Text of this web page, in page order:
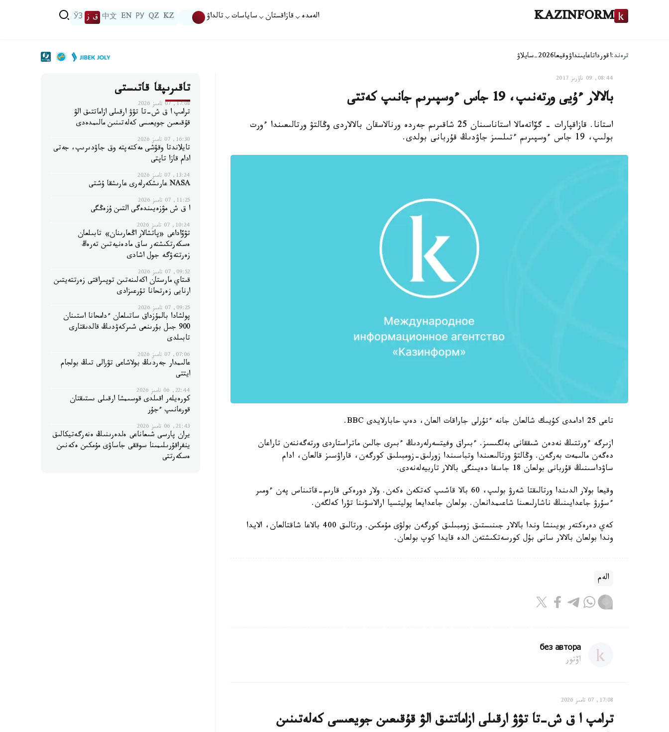
KAZINFORM الەمدە قازاقستان ساياسات تالداۋ KZ
QZ
РУ
EN
中文 ق ز ЎЗ
ترەند:اقورداتاعايىنداۋوقيعا2026-سايلاۋ
08:44, 09 ناۋرىز 2017
بالالار ءۇيى ورتەنىپ، 19 جاس ءوسپىرىم جانىپ كەتتى
استانا. قازاقپارات - گۆاتەمالا استاناسىنان 25 شاقىرىم جەردە ورنالاسقان بالالاردى وڭالتۋ ورتالىعىندا ءورت
بولىپ، 19 جاس ءوسپىرىم ءتىلسىز جاۋدىڭ قۇربانى بولدى.
تاعى 25 ادامدى كۇيىك شالعان جانە ءتۇرلى جاراقات العان، دەپ حابارلايدى BBC.
ازىرگە ءورتتىڭ نەدەن شىققانى بەلگىسىز. ءبىراق وفيتسەرلەردىڭ ءبىرى جالىن ماتراستاردى ورتەگەننەن تاراعان
دەگەن مالىمەت بەرگەن. وڭالتۋ ورتالىعىندا وتباسىندا زورلىق-زومبىلىق كورگەن، قاراۋسىز قالعان، ادام
ساۋداسىنىڭ قۇربانى بولعان 18 جاسقا دەيىنگى بالالار تاربيەلەنەدى.
وقيعا بولار الدىندا ورتالىقتا شەرۋ بولىپ، 60 بالا قاشىپ كەتكەن ەكەن. ولار دورەكى قارىم-قاتىناس پەن ءومىر
ءسۇرۋ جاعدايىنىڭ ناشارلىعىنا شاعىمدانعان. بولعان جاعدايعا پوليتسيا ارالاسۋىنا تۋرا كەلگەن.
كەي دەرەكتەر بويىنشا وندا بالالار جىنىستىق زومبىلىق كورگەن بولۋى مۇمكىن. ورتالىق 400 بالاعا شاقتالعان، الايدا
وندا بولعان بالالار سانى بۇل كورسەتكىشتەن الدە قايدا كوپ بولعان.
الەم
без автора
اۆتور
17:08, 07 تامىز 2026
ترامپ ا ق ش-تا تۋۋ ارقىلى ازاماتتىق الۋ قۇقىعىن جويعىسى كەلەتىنىن
تاقىرىپقا قاتىستى
17:08, 07 تامىز 2026
ترامپ ا ق ش-تا تۋۋ ارقىلى ازاماتتىق الۋ
قۇقىعىن جويعىسى كەلەتىنىن مالىمدەدى
16:30, 07 تامىز 2026
تايلاندتا وقۋشى مەكتەپتە وق جاۋدىرىپ، جەتى
ادام قازا تاپتى
13:24, 07 تامىز 2026
NASA عارىشكەرلەرى عارىشقا ۇشتى
11:25, 07 تامىز 2026
ا ق ش مۋزەيىندەگى التىن ۇزەڭگى
10:24, 07 تامىز 2026
تۋۆاداعى «پاتشالار اڭعارىنان» تابىلعان
ەسكەرتكىشتەر ساق مادەنيەتىن تەرەڭ
زەرتتەۋگە جول اشادى
09:52, 07 تامىز 2026
قىتاي مارستان اكەلىنەتىن توپىراقتى زەرتتەيتىن
ارنايى زەرتحانا تۇرعىزادى
09:25, 07 تامىز 2026
پولشادا بالمۇزداق ساتىلعان ءدامحانا استىنان
900 جىل بۇرىنعى شىركەۋدىڭ قالدىقتارى
تابىلدى
07:06, 07 تامىز 2026
عالىمدار جەردىڭ بولاشاعى تۋرالى تىڭ بولجام
ايتتى
22:44, 06 تامىز 2026
كورەيلەر اقىلدى قوسىمشا ارقىلى ىستىقتان
قورعانىپ ءجۇر
21:43, 06 تامىز 2026
يران پارسى شىعاناعى ەلدەرىنىڭ ەنەرگەتيكالىق
ينفراقۇرىلىمىنا سوققى جاساۋى مۇمكىن ەكەنىن
ەسكەرتتى